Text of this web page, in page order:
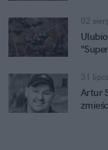
02
31
Artur